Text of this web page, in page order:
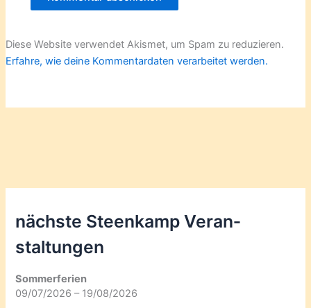
Diese Website verwendet Akismet, um Spam zu reduzieren.
Erfahre, wie deine Kommentardaten verarbeitet werden.
nächste Steenkamp Veran­
staltungen
Sommerferien
09/07/2026 – 19/08/2026